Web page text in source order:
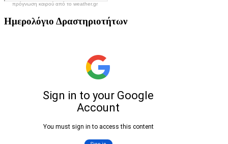
πρόγνωση καιρού από το weather.gr
Ημερολόγιο Δραστηριοτήτων